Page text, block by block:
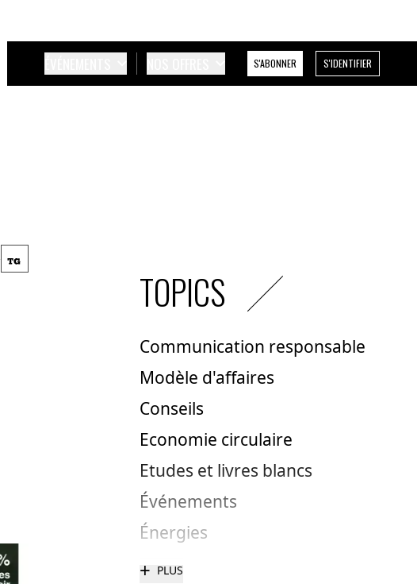
S'ABONNER S'IDENTIFIER
TOPICS
Communication responsable
Modèle d'affaires
Conseils
Economie circulaire
Etudes et livres blancs
Événements
Énergies
+ PLUS